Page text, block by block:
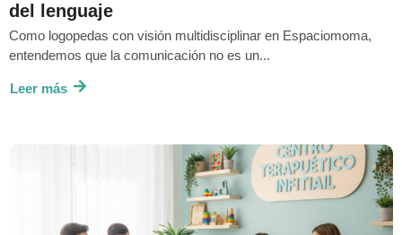
del lenguaje
Como logopedas con visión multidisciplinar en Espaciomoma,
entendemos que la comunicación no es un...
Leer más